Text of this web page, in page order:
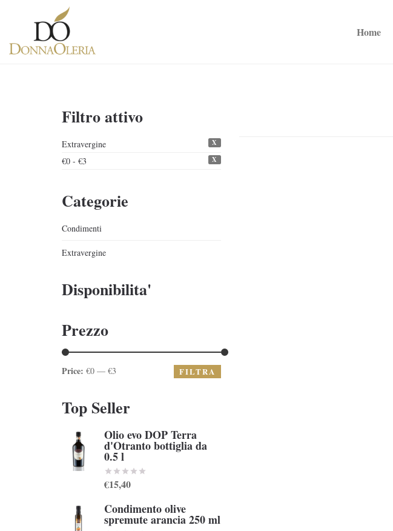
Home
Filtro attivo
Extravergine X
€0 - €3 X
Categorie
Condimenti
Extravergine
Disponibilita'
Prezzo
Price: €0 — €3 FILTRA
Top Seller
Olio evo DOP Terra
d'Otranto bottiglia da
0.5 l
€15,40
Condimento olive
spremute arancia 250 ml